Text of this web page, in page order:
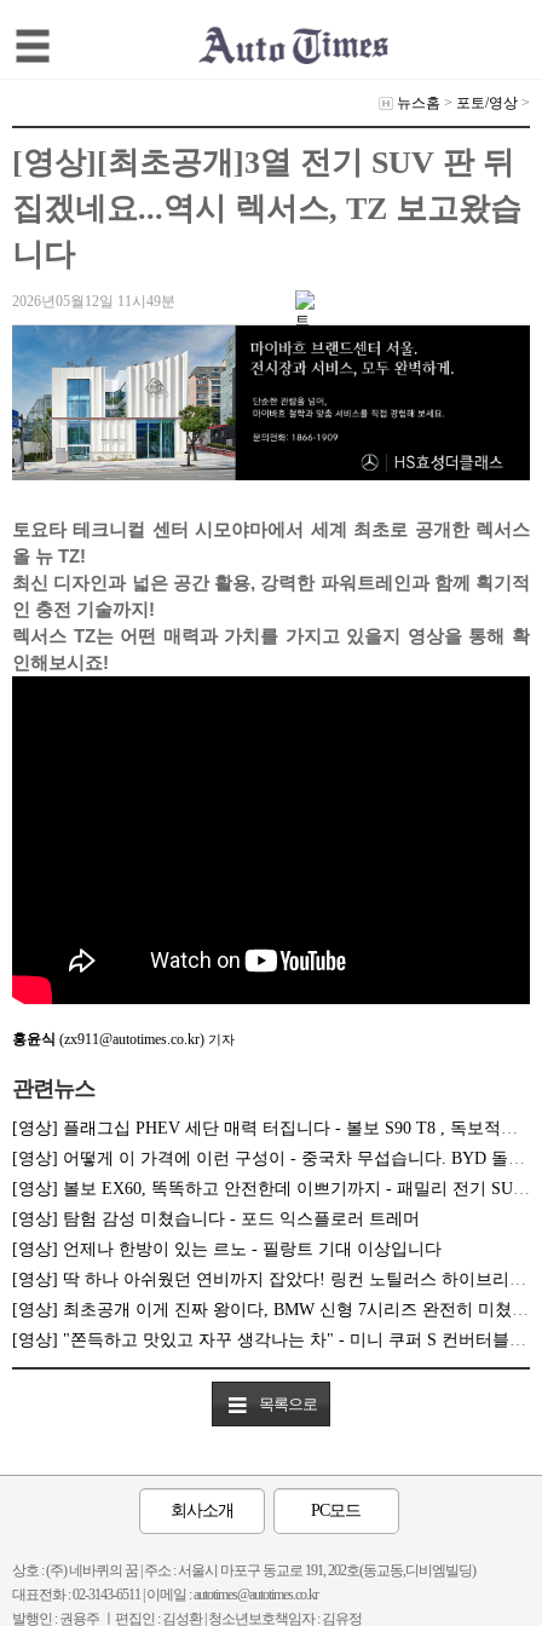
뉴스홈 > 포토/영상 >
[영상][최초공개]3열 전기 SUV 판 뒤
집겠네요...역시 렉서스, TZ 보고왔습
니다
2026년05월12일 11시49분
토요타 테크니컬 센터 시모야마에서 세계 최초로 공개한 렉서스
올 뉴 TZ!
최신 디자인과 넓은 공간 활용, 강력한 파워트레인과 함께 획기적
인 충전 기술까지!
렉서스 TZ는 어떤 매력과 가치를 가지고 있을지 영상을 통해 확
인해보시죠!
홍윤식 (zx911@autotimes.co.kr) 기자
관련뉴스
[영상] 플래그십 PHEV 세단 매력 터집니다 - 볼보 S90 T8 , 독보적인 선택지!
[영상] 어떻게 이 가격에 이런 구성이 - 중국차 무섭습니다. BYD 돌핀 시승기
[영상] 볼보 EX60, 똑똑하고 안전한데 이쁘기까지 - 패밀리 전기 SUV는 무조건 이 차가 답입니다
[영상] 탐험 감성 미쳤습니다 - 포드 익스플로러 트레머
[영상] 언제나 한방이 있는 르노 - 필랑트 기대 이상입니다
[영상] 딱 하나 아쉬웠던 연비까지 잡았다! 링컨 노틸러스 하이브리드가 답!
[영상] 최초공개 이게 진짜 왕이다, BMW 신형 7시리즈 완전히 미쳤다...S클래스 이제 어떡하냐
[영상] "쫀득하고 맛있고 자꾸 생각나는 차" - 미니 쿠퍼 S 컨버터블 시승기
목록으로
회사소개 PC모드
상호 : (주) 네바퀴의 꿈 | 주소 : 서울시 마포구 동교로 191, 202호(동교동,디비엠빌딩)
대표전화 : 02-3143-6511 | 이메일 : autotimes@autotimes.co.kr
발행인 : 권용주 ㅣ편집인 : 김성환 | 청소년보호책임자 : 김유정